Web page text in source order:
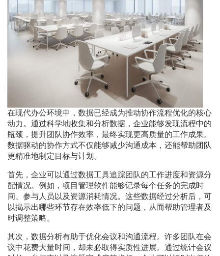
在现代办公环境中，数据已经成为推动协作流程优化的核心
动力。通过科学地收集和分析数据，企业能够发现流程中的
瓶颈，提升团队协作效率，最终实现更高质量的工作成果。
数据驱动的协作方式不仅能够减少沟通成本，还能帮助团队
更精准地制定目标与计划。
首先，企业可以通过数据工具追踪团队的工作进度和资源分
配情况。例如，项目管理软件能够记录每个任务的完成时
间、参与人员以及资源消耗情况。这些数据经过分析后，可
以揭示出哪些环节存在效率低下的问题，从而帮助管理者及
时调整策略。
其次，数据分析有助于优化会议和沟通流程。许多团队在会
议中花费大量时间，却未必取得实质性进展。通过统计会议